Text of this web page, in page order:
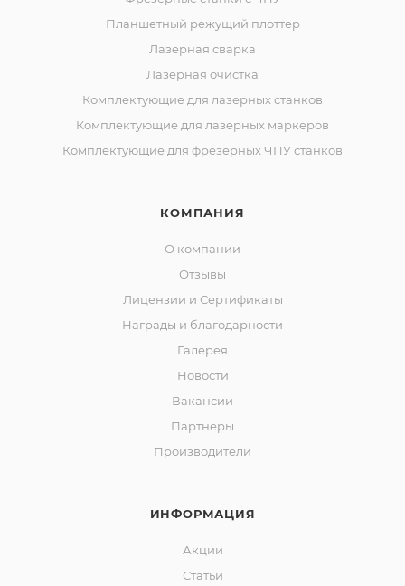
Планшетный режущий плоттер
Лазерная сварка
Лазерная очистка
Комплектующие для лазерных станков
Комплектующие для лазерных маркеров
Комплектующие для фрезерных ЧПУ станков
КОМПАНИЯ
О компании
Отзывы
Лицензии и Сертификаты
Награды и благодарности
Галерея
Новости
Вакансии
Партнеры
Производители
ИНФОРМАЦИЯ
Акции
Статьи